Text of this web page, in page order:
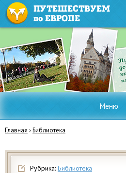
Меню
Главная ›Библиотека
Рубрика: Библиотека